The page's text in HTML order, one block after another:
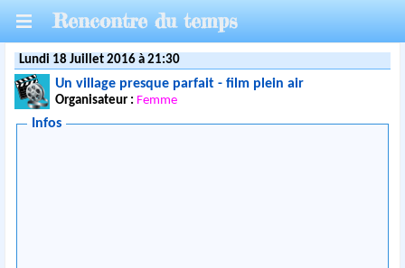
Rencontre du temps
Lundi 18 Juillet 2016 à 21:30
Un village presque parfait - film plein air
Organisateur : Femme
Infos